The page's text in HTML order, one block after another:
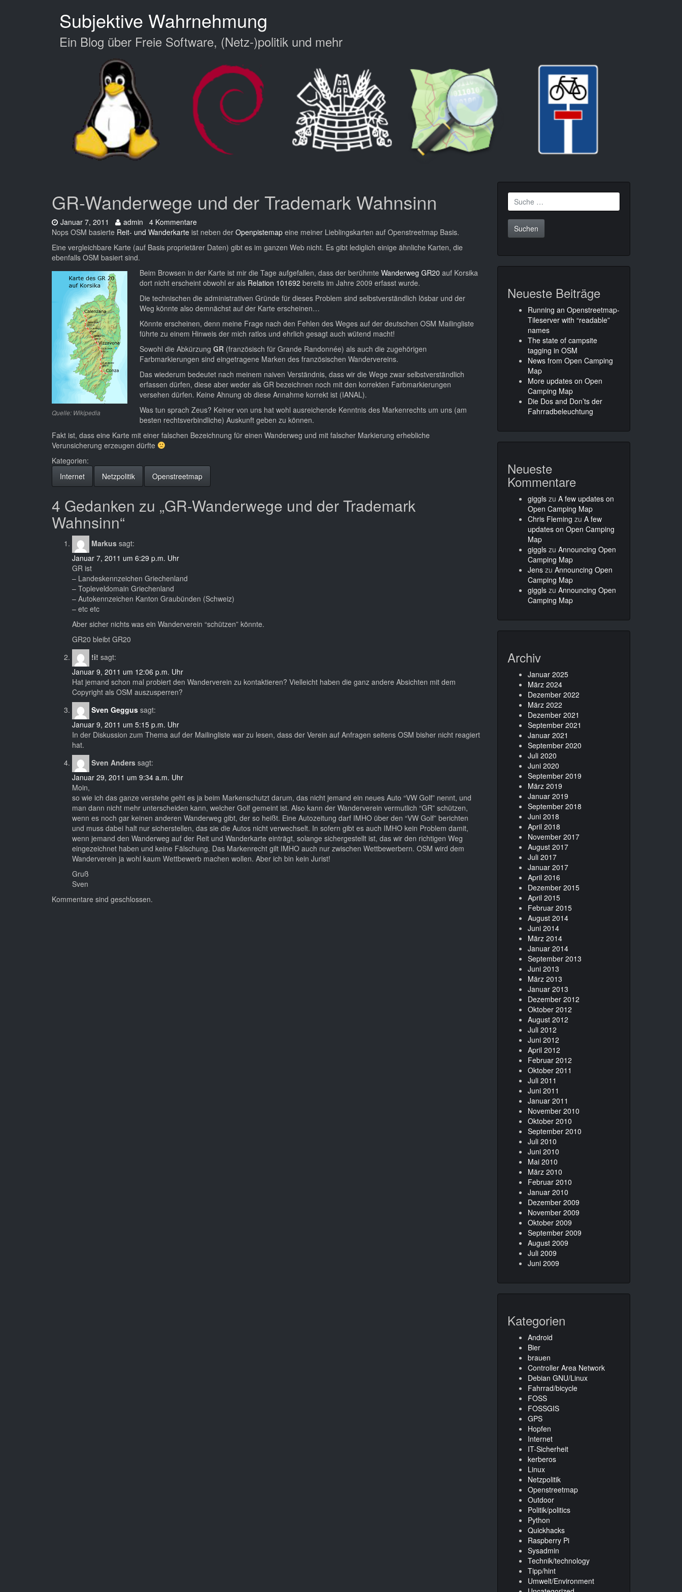
Subjektive Wahrnehmung
Ein Blog über Freie Software, (Netz-)politik und mehr
GR-Wanderwege und der Trademark Wahnsinn
Datum:
Januar 7, 2011 Autor:
admin
4 Kommentare
Nops OSM basierte Reit- und Wanderkarte ist neben der Openpistemap eine meiner Lieblingskarten auf Openstreetmap Basis.
Eine vergleichbare Karte (auf Basis proprietärer Daten) gibt es im ganzen Web nicht. Es gibt lediglich einige ähnliche Karten, die
ebenfalls OSM basiert sind.
Quelle: Wikipedia
Beim Browsen in der Karte ist mir die Tage aufgefallen, dass der berühmte Wanderweg GR20 auf Korsika
dort nicht erscheint obwohl er als Relation 101692 bereits im Jahre 2009 erfasst wurde.
Die technischen die administrativen Gründe für dieses Problem sind selbstverständlich lösbar und der
Weg könnte also demnächst auf der Karte erscheinen…
Könnte erscheinen, denn meine Frage nach den Fehlen des Weges auf der deutschen OSM Mailingliste
führte zu einem Hinweis der mich ratlos und ehrlich gesagt auch wütend macht!
Sowohl die Abkürzung GR (französisch für Grande Randonnée) als auch die zugehörigen
Farbmarkierungen sind eingetragene Marken des französischen Wandervereins.
Das wiederum bedeutet nach meinem naiven Verständnis, dass wir die Wege zwar selbstverständlich
erfassen dürfen, diese aber weder als GR bezeichnen noch mit den korrekten Farbmarkierungen
versehen dürfen. Keine Ahnung ob diese Annahme korrekt ist (IANAL).
Was tun sprach Zeus? Keiner von uns hat wohl ausreichende Kenntnis des Markenrechts um uns (am
besten rechtsverbindliche) Auskunft geben zu können.
Fakt ist, dass eine Karte mit einer falschen Bezeichnung für einen Wanderweg und mit falscher Markierung erhebliche
Verunsicherung erzeugen dürfte
Kategorien:
Internet
Netzpolitik Openstreetmap
4 Gedanken zu „GR-Wanderwege und der Trademark
Wahnsinn“
Markus sagt:
Januar 7, 2011 um 6:29 p.m. Uhr
GR ist
– Landeskennzeichen Griechenland
– Topleveldomain Griechenland
– Autokennzeichen Kanton Graubünden (Schweiz)
– etc etc
Aber sicher nichts was ein Wanderverein “schützen” könnte.
GR20 bleibt GR20
!i! sagt:
Januar 9, 2011 um 12:06 p.m. Uhr
Hat jemand schon mal probiert den Wanderverein zu kontaktieren? Vielleicht haben die ganz andere Absichten mit dem
Copyright als OSM auszusperren?
Sven Geggus sagt:
Januar 9, 2011 um 5:15 p.m. Uhr
In der Diskussion zum Thema auf der Mailingliste war zu lesen, dass der Verein auf Anfragen seitens OSM bisher nicht reagiert
hat.
Sven Anders sagt:
Januar 29, 2011 um 9:34 a.m. Uhr
Moin,
so wie ich das ganze verstehe geht es ja beim Markenschutzt darum, das nicht jemand ein neues Auto “VW Golf” nennt, und
man dann nicht mehr unterscheiden kann, welcher Golf gemeint ist. Also kann der Wanderverein vermutlich “GR” schützen,
wenn es noch gar keinen anderen Wanderweg gibt, der so heißt. Eine Autozeitung darf IMHO über den “VW Golf” berichten
und muss dabei halt nur sicherstellen, das sie die Autos nicht verwechselt. In sofern gibt es auch IMHO kein Problem damit,
wenn jemand den Wanderweg auf der Reit und Wanderkarte einträgt, solange sichergestellt ist, das wir den richtigen Weg
eingezeichnet haben und keine Fälschung. Das Markenrecht gilt IMHO auch nur zwischen Wettbewerbern. OSM wird dem
Wanderverein ja wohl kaum Wettbewerb machen wollen. Aber ich bin kein Jurist!
Gruß
Sven
Kommentare sind geschlossen.
Suche
nach:
Neueste Beiträge
Running an Openstreetmap-
Tileserver with “readable”
names
The state of campsite
tagging in OSM
News from Open Camping
Map
More updates on Open
Camping Map
Die Dos and Don’ts der
Fahrradbeleuchtung
Neueste
Kommentare
gigglszu A few updates on
Open Camping Map
Chris Fleming zu A few
updates on Open Camping
Map
gigglszu Announcing Open
Camping Map
Jenszu Announcing Open
Camping Map
gigglszu Announcing Open
Camping Map
Archiv
Januar 2025
März 2024
Dezember 2022
März 2022
Dezember 2021
September 2021
Januar 2021
September 2020
Juli 2020
Juni 2020
September 2019
März 2019
Januar 2019
September 2018
Juni 2018
April 2018
November 2017
August 2017
Juli 2017
Januar 2017
April 2016
Dezember 2015
April 2015
Februar 2015
August 2014
Juni 2014
März 2014
Januar 2014
September 2013
Juni 2013
März 2013
Januar 2013
Dezember 2012
Oktober 2012
August 2012
Juli 2012
Juni 2012
April 2012
Februar 2012
Oktober 2011
Juli 2011
Juni 2011
Januar 2011
November 2010
Oktober 2010
September 2010
Juli 2010
Juni 2010
Mai 2010
März 2010
Februar 2010
Januar 2010
Dezember 2009
November 2009
Oktober 2009
September 2009
August 2009
Juli 2009
Juni 2009
Kategorien
Android
Bier
brauen
Controller Area Network
Debian GNU/Linux
Fahrrad/bicycle
FOSS
FOSSGIS
GPS
Hopfen
Internet
IT-Sicherheit
kerberos
Linux
Netzpolitik
Openstreetmap
Outdoor
Politik/politics
Python
Quickhacks
Raspberry Pi
Sysadmin
Technik/technology
Tipp/hint
Umwelt/Environment